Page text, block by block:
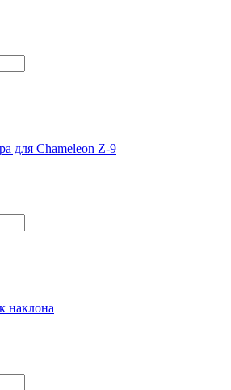
для Chameleon Z-9
наклона